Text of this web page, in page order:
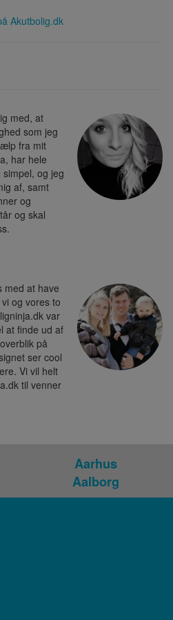
Akutbolig.dk
med, at
som jeg
fra mit
har hele
og jeg
af, samt
og
og skal
med at have
og vores to
var
at finde ud af
på
ser cool
Vi vil helt
til venner
Aarhus
Aalborg